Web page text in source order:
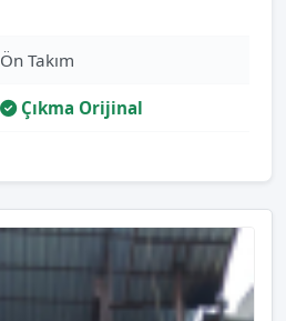
Ön Takım
Çıkma Orijinal